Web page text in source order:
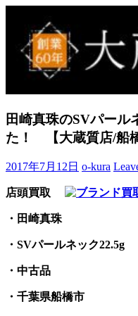
content
買取事例ブログ
ブランド品やバッグ、時
ポイントや高額買取のコ
田崎真珠のSVパール
た！ 【大蔵質店/船
2017年7月12日 o-kura
店頭買取
・田崎真珠
・SVパールネック22.5g
・中古品
・千葉県船橋市